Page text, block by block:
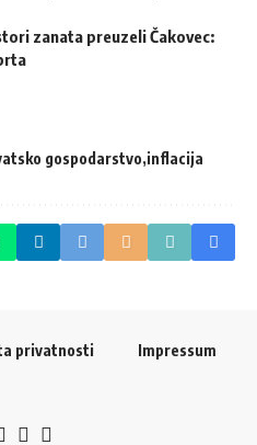
zanata preuzeli Čakovec:
gospodarstvo inflacija
privatnosti Impressum